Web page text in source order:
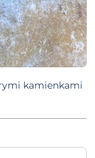
kamienkami